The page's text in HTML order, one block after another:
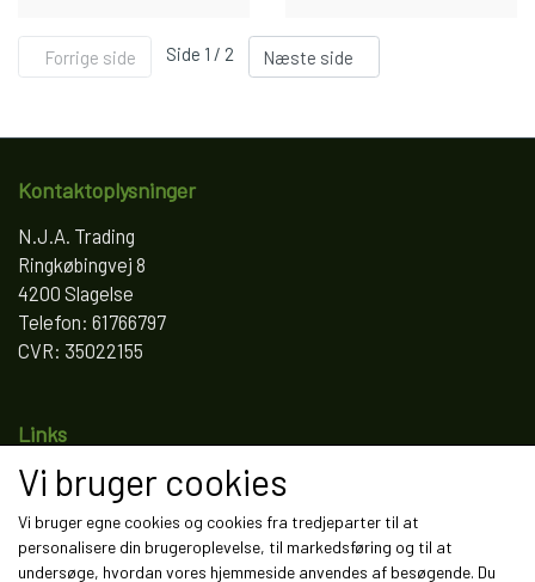
Forrige side Side 1 / 2 Næste side
Kontaktoplysninger
N.J.A. Trading
Ringkøbingvej 8
4200 Slagelse
Telefon: 61766797
CVR: 35022155
Links
Salgs- og leveringsbetingelser
Fortrydelse og reklamation
Kunde login
Vi bruger cookies
Vi bruger egne cookies og cookies fra tredjeparter til at
personalisere din brugeroplevelse, til markedsføring og til at
undersøge, hvordan vores hjemmeside anvendes af besøgende. Du